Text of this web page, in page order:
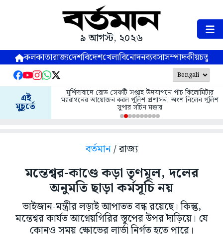
৯ আগস্ট, ২০২৬
কলকাতারাজ্যদেশবিদেশখেলাবিনোদনব্যবসাসম্পাদকীয়
এই
মুহূর্তে
মুর্শিদাবাদে রোড সেফটি সপ্তাহ উদযাপনে পাঁচ কিলোমিটার
ম্যারাথনের আয়োজন করল পুলিশ প্রশাসন, অংশ নিলেন পুলিশ
সুপার সচিন মক্কার
বর্তমান/ রাজ্য
মন্তেশ্বর-কাণ্ডে কড়া তৃণমূল, দলের
অনুমতি ছাড়া কর্মসূচি নয়
ভাইজান-মন্ত্রীর লড়াই আপাতত বন্ধ রয়েছে। কিন্তু,
মন্তেশ্বর কার্যত আগ্নেয়গিরির স্তূপের উপর দাঁড়িয়ে। যে
কোনও সময় ক্ষোভের লার্ভা নির্গত হতে পারে।